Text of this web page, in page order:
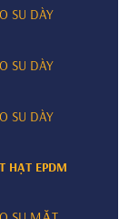
SU DÀY
SU DÀY
SU DÀY
HẠT EPDM